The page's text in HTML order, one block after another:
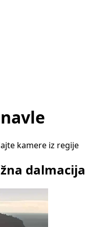
kamere iz regije
dalmacija